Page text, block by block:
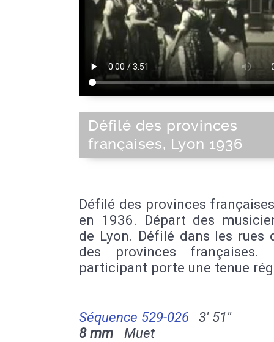
Défilé des provinces
françaises, Lyon 1936
Défilé des provinces
en 1936. Départ des
de Lyon. Défilé dans les rues
des provinces françaises.
participant porte une tenue
Séquence 529-026
3' 51''
8 mm Muet